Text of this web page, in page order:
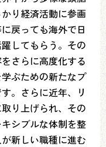
り経済活動に参画
戻っても海外で日
してもらう。その
さらに高度化する
ぶための新たなプ
。さらに近年、リ
り上げられ、その
シブルな体制を整
新しい職種に進む